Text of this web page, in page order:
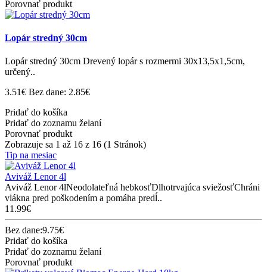
Porovnať produkt
Lopár stredný 30cm
Lopár stredný 30cm Drevený lopár s rozmermi 30x13,5x1,5cm,
určený..
3.51€ Bez dane: 2.85€
Pridať do košíka
Pridať do zoznamu želaní
Porovnať produkt
Zobrazuje sa 1 až 16 z 16 (1 Stránok)
Tip na mesiac
Aviváž Lenor 4l
Aviváž Lenor 4lNeodolateľná hebkosťDlhotrvajúca sviežosťChráni
vlákna pred poškodením a pomáha predĺ..
11.99€
Bez dane:9.75€
Pridať do košíka
Pridať do zoznamu želaní
Porovnať produkt